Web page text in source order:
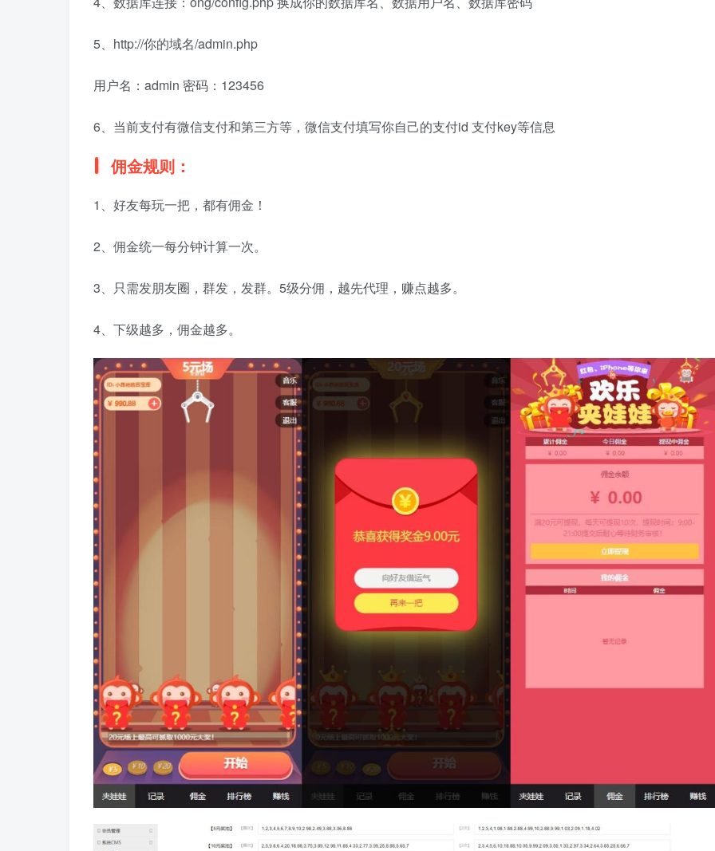
5、http://你的域名/admin.php
用户名：admin 密码：123456
6、当前支付有微信支付和第三方等，微信支付填写你自己的支付id 支付key等信息
佣金规则：
1、好友每玩一把，都有佣金！
2、佣金统一每分钟计算一次。
3、只需发朋友圈，群发，发群。5级分佣，越先代理，赚点越多。
4、下级越多，佣金越多。